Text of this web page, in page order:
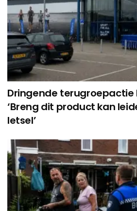
Dringende terugroepactie
‘Breng dit product kan
letsel’